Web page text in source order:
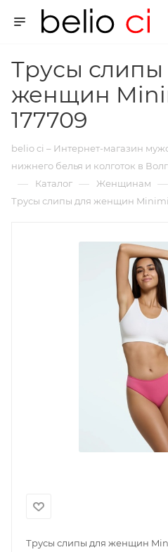
Трусы слипы
женщин
177709
belio ci – Интернет-магазин
нижнего белья и колготок в
— Каталог — Женщинам —
Трусы слипы для женщин Minimi
Трусы слипы для женщин